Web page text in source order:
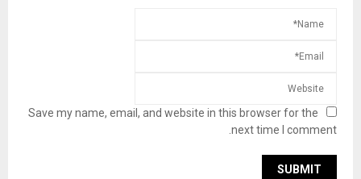
Save my name, email, and website in this browser for the
next time I comment.